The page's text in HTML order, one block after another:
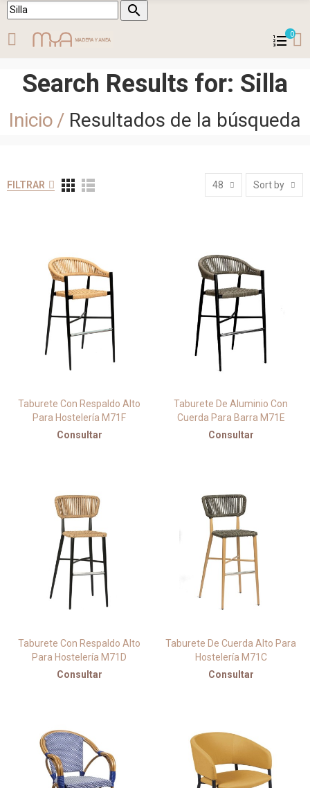

0
Search Results for: Silla
Inicio Resultados de la búsqueda
FILTRAR 48 Sort by
Taburete Con Respaldo Alto
Para Hostelería M71F
Consultar
Taburete De Aluminio Con
Cuerda Para Barra M71E
Consultar
Taburete Con Respaldo Alto
Para Hostelería M71D
Consultar
Taburete De Cuerda Alto Para
Hostelería M71C
Consultar